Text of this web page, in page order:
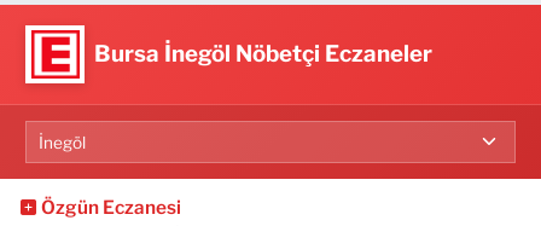
Bursa İnegöl Nöbetçi Eczaneler
Özgün Eczanesi